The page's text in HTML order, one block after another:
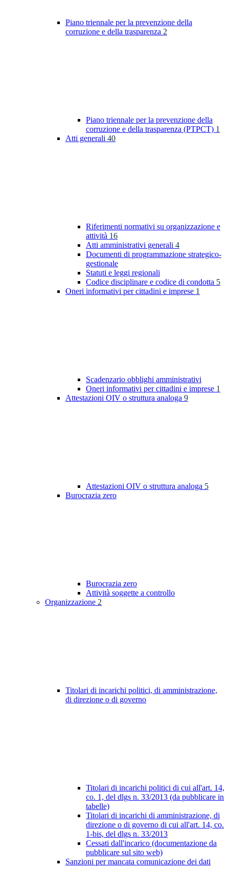
Piano triennale per la prevenzione della
corruzione e della trasparenza 2
Piano triennale per la prevenzione della
corruzione e della trasparenza (PTPCT) 1
Atti generali 40
Riferimenti normativi su organizzazione e
attività 16
Atti amministrativi generali 4
Documenti di programmazione strategico-
gestionale
Statuti e leggi regionali
Codice disciplinare e codice di condotta 5
Oneri informativi per cittadini e imprese 1
Scadenzario obblighi amministrativi
Oneri informativi per cittadini e imprese 1
Attestazioni OIV o struttura analoga 9
Attestazioni OIV o struttura analoga 5
Burocrazia zero
Burocrazia zero
Attività soggette a controllo
Organizzazione 2
Titolari di incarichi politici, di amministrazione,
di direzione o di governo
Titolari di incarichi politici di cui all'art. 14,
co. 1, del dlgs n. 33/2013 (da pubblicare in
tabelle)
Titolari di incarichi di amministrazione, di
direzione o di governo di cui all'art. 14, co.
1-bis, del dlgs n. 33/2013
Cessati dall'incarico (documentazione da
pubblicare sul sito web)
Sanzioni per mancata comunicazione dei dati